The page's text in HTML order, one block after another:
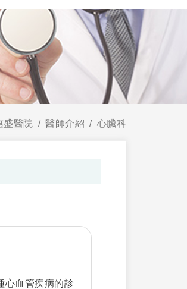
盛醫院 醫師介紹 心臟科
心血管疾病的診